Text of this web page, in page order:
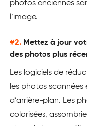
photos anciennes
l’image.
#2. Mettez à jour
des photos plus
Les logiciels de
les photos
d’arrière-plan. Les
colorisées,